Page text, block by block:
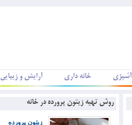
آشپزی خانه داری آرایش و زیبایی
روش تهیه زیتون پرورده در خانه
زیتون پرورده